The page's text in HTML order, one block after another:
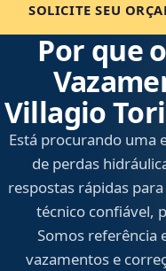
SOLICITE SEU
Por que
Villagio
Está procurando uma
de perdas
respostas rápidas
técnico confiável,
Somos referência
vazamentos e